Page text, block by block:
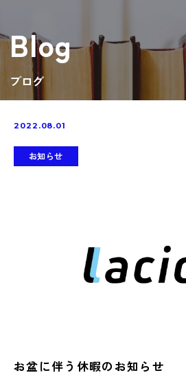
Blog
ブログ
2022.08.01
お知らせ
お盆に伴う休暇のお知らせ